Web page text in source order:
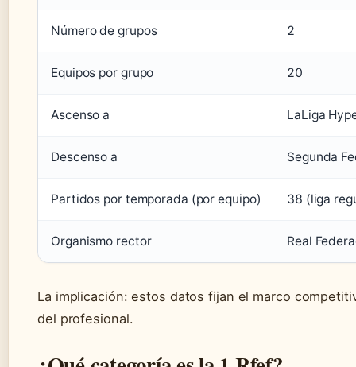
Número de grupos 2
Equipos por grupo 20
Ascenso a LaLiga
Descenso a Segunda
Partidos por temporada (por equipo) 38 (liga
Organismo rector Real
La implicación: estos datos fijan el marco
del profesional.